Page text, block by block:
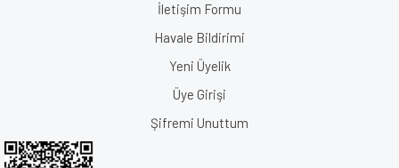
İletişim Formu
Havale Bildirimi
Yeni Üyelik
Üye Girişi
Şifremi Unuttum